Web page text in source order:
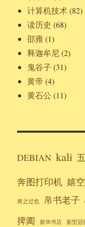
计算机技术(82)
读历史 (68)
邵雍 (1)
释迦牟尼(2)
鬼谷子 (31)
黄帝 (4)
黄石公 (11)
DEBIAN kali
奔图打印机 嬉
将之过也 帛书老子
捭阖 新华书店 新型冠